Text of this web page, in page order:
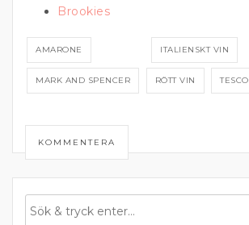
Brookies
AMARONE ITALIENSKT VIN
MARK AND SPENCER RÖTT VIN TESCO
KOMMENTERA